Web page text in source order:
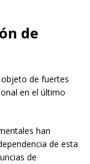
de
de fuertes
en el último
han
de esta
de